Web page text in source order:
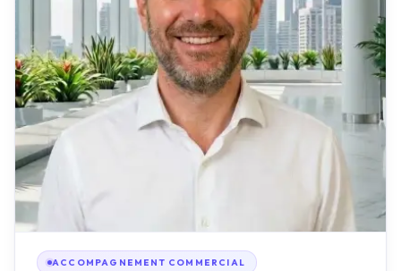
ACCOMPAGNEMENT COMMERCIAL
Christophe Gleizes
Christophe est un expert reconnu avec plus de 30 ans